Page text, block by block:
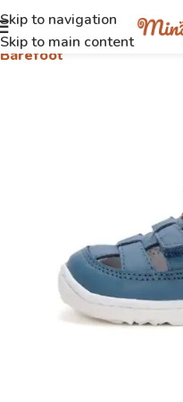
Skip to navigation
Skip to main content
Početna Shop Dečaci
Barefoot